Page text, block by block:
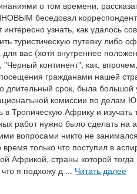
о том времени,
беседовал
узнать, как удалось
туристическую путевку либо
вас (хотя внутреннее
"Черный континент", как,
гражданами нашей
длительный срок, была
комиссии по делам
Тропическую Африку и изучать
работ нужно было сделать на
вопросами никто не
только что поступил в
Африкой, страны которой тогда
я подхожу д ... Читать далее